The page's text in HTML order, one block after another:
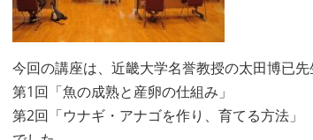
今回の講座は、近畿大学名誉教授の太田博已先
第1回「魚の成熟と産卵の仕組み」
第2回「ウナギ・アナゴを作り、育てる方法」